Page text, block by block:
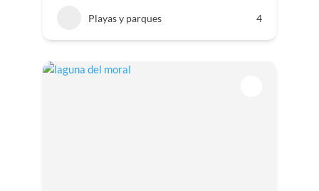
Playas y parques 4